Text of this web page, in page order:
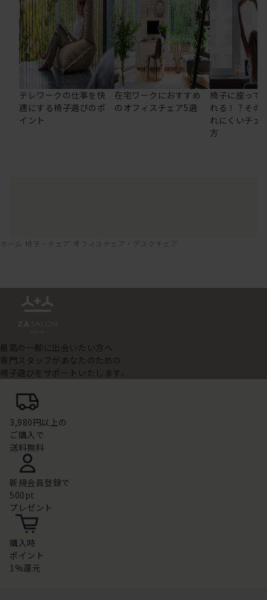
テレワークの仕事を快
適にする椅子選びのポ
イント
在宅ワークにおすすめ
のオフィスチェア5選
椅子に座って
れる！？その
れにくいチェ
方
ホーム 椅子・チェア オフィスチェア・デスクチェア
最高の一脚に出会いたい方へ
専門スタッフがあなたのための
椅子選びをサポートいたします。
3,980円以上の
ご購入で
送料無料
新規会員登録で
500pt
プレゼント
購入時
ポイント
1%還元